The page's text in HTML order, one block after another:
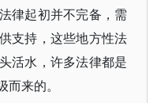
律起初并不完备，需
支持，这些地方性法
活水，许多法律都是
来的。